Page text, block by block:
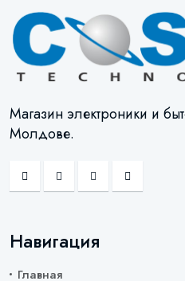
Магазин электроники и
Молдове.
Навигация
Главная